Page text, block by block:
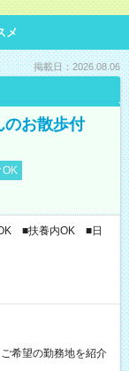
メ
掲載日：2026.08.06
のお散歩付
OK
■扶養内OK ■日
希望の勤務地を紹介